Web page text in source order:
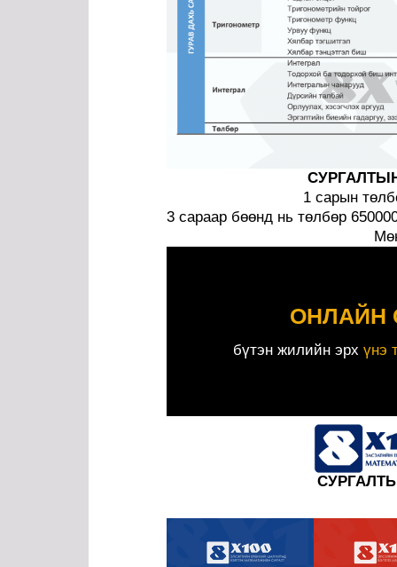
1 сарын
3 сараар бөөнд нь төлбөр
ОНЛАЙН
бүтэн жилийн эрх үнэ